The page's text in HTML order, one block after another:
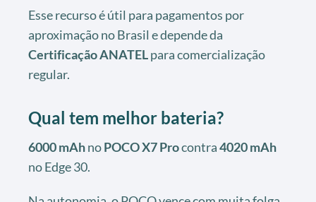
Esse recurso é útil para pagamentos por
aproximação no Brasil e depende da
Certificação ANATELpara comercialização
regular.
Qual tem melhor bateria?
6000 mAhnoPOCO X7 Procontra4020 mAh
no Edge 30.